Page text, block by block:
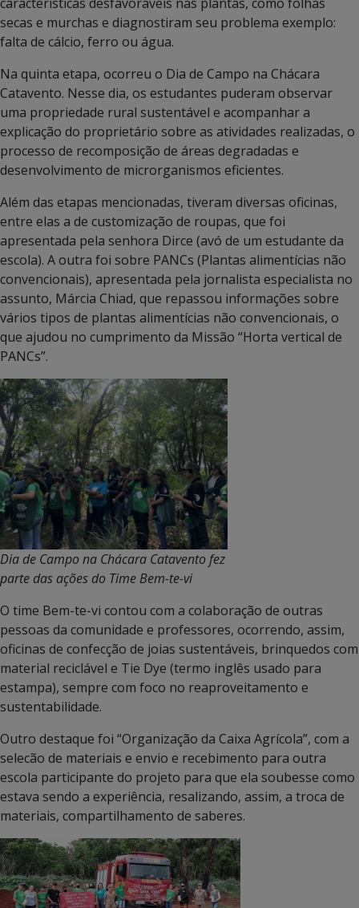
secas e murchas e diagnostiram seu problema exemplo:
falta de cálcio, ferro ou água.
Na quinta etapa, ocorreu o Dia de Campo na Chácara
Catavento. Nesse dia, os estudantes puderam observar
uma propriedade rural sustentável e acompanhar a
explicação do proprietário sobre as atividades realizadas, o
processo de recomposição de áreas degradadas e
desenvolvimento de microrganismos eficientes.
Além das etapas mencionadas, tiveram diversas oficinas,
entre elas a de customização de roupas, que foi
apresentada pela senhora Dirce (avó de um estudante da
escola). A outra foi sobre PANCs (Plantas alimentícias não
convencionais), apresentada pela jornalista especialista no
assunto, Márcia Chiad, que repassou informações sobre
vários tipos de plantas alimentícias não convencionais, o
que ajudou no cumprimento da Missão “Horta vertical de
PANCs”.
Dia de Campo na Chácara Catavento fez
parte das ações do Time Bem-te-vi
O time Bem-te-vi contou com a colaboração de outras
pessoas da comunidade e professores, ocorrendo, assim,
oficinas de confecção de joias sustentáveis, brinquedos com
material reciclável e Tie Dye (termo inglês usado para
estampa), sempre com foco no reaproveitamento e
sustentabilidade.
Outro destaque foi “Organização da Caixa Agrícola”, com a
selecão de materiais e envio e recebimento para outra
escola participante do projeto para que ela soubesse como
estava sendo a experiência, resalizando, assim, a troca de
materiais, compartilhamento de saberes.